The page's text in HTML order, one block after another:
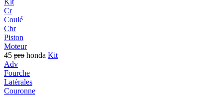
Cr
Coulé
Cbr
Piston
Moteur
45 pro honda Kit
Adv
Fourche
Latérales
Couronne